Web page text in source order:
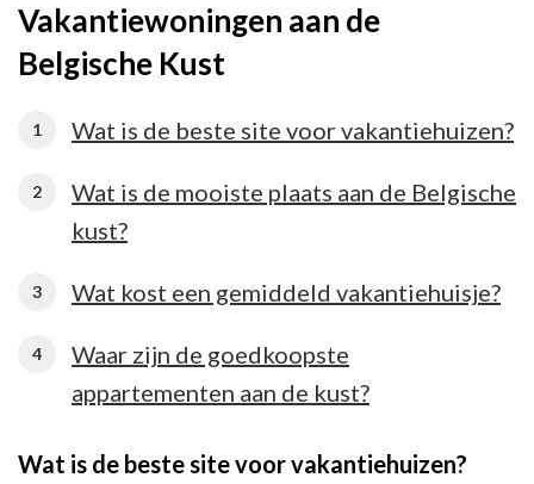
Vakantiewoningen aan de
Belgische Kust
Wat is de beste site voor vakantiehuizen?
Wat is de mooiste plaats aan de Belgische
kust?
Wat kost een gemiddeld vakantiehuisje?
Waar zijn de goedkoopste
appartementen aan de kust?
Wat is de beste site voor vakantiehuizen?